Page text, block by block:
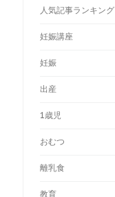
人気記事ランキング
妊娠講座
妊娠
出産
1歳児
おむつ
離乳食
教育